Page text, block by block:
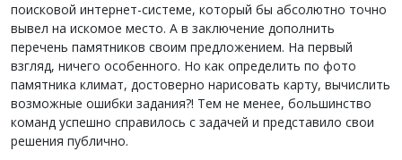
поисковой интернет-системе, который бы абсолютно точно
вывел на искомое место. А в заключение дополнить
перечень памятников своим предложением. На первый
взгляд, ничего особенного. Но как определить по фото
памятника климат, достоверно нарисовать карту, вычислить
возможные ошибки задания?! Тем не менее, большинство
команд успешно справилось с задачей и представило свои
решения публично.